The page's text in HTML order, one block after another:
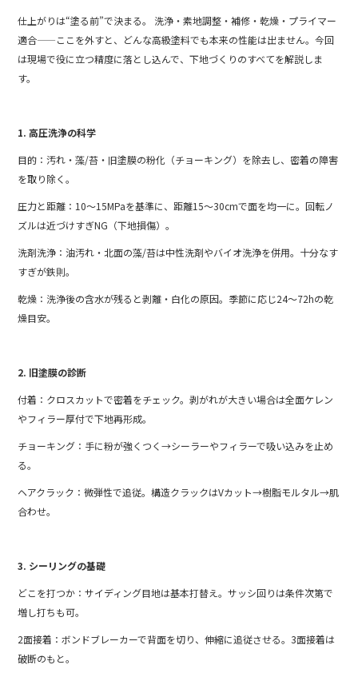
o
o
仕上がりは“塗る前”で決まる。 洗浄・素地調整・補修・乾燥・プライマー
適合——ここを外すと、どんな高級塗料でも本来の性能は出ません。今回
は現場で役に立つ精度に落とし込んで、下地づくりのすべてを解説しま
す。
1. 高圧洗浄の科学
目的：汚れ・藻/苔・旧塗膜の粉化（チョーキング）を除去し、密着の障害
を取り除く。
圧力と距離：10〜15MPaを基準に、距離15〜30cmで面を均一に。回転ノ
ズルは近づけすぎNG（下地損傷）。
洗剤洗浄：油汚れ・北面の藻/苔は中性洗剤やバイオ洗浄を併用。十分なす
すぎが鉄則。
乾燥：洗浄後の含水が残ると剥離・白化の原因。季節に応じ24〜72hの乾
燥目安。
2. 旧塗膜の診断
付着：クロスカットで密着をチェック。剥がれが大きい場合は全面ケレン
やフィラー厚付で下地再形成。
チョーキング：手に粉が強くつく→シーラーやフィラーで吸い込みを止め
る。
ヘアクラック：微弾性で追従。構造クラックはVカット→樹脂モルタル→肌
合わせ。
3. シーリングの基礎
どこを打つか：サイディング目地は基本打替え。サッシ回りは条件次第で
増し打ちも可。
2面接着：ボンドブレーカーで背面を切り、伸縮に追従させる。3面接着は
破断のもと。